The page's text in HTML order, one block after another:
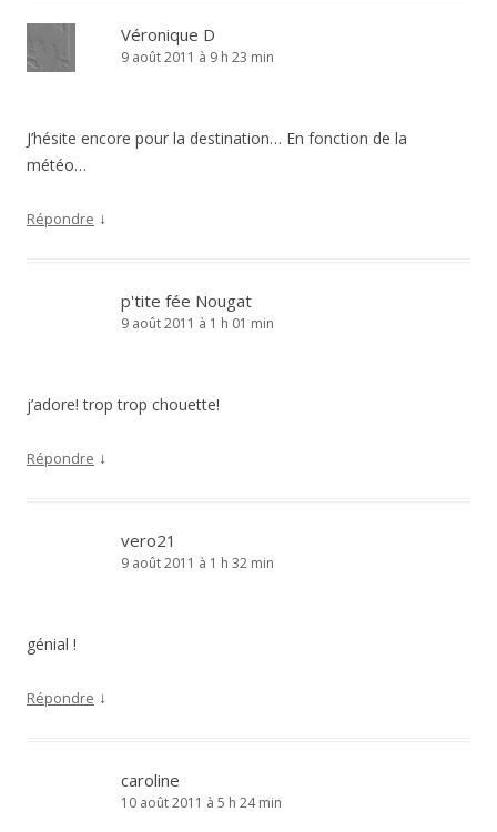
Véronique D
9 août 2011 à 9 h 23 min
J’hésite encore pour la destination… En fonction de la
météo…
Répondre ↓
p'tite fée Nougat
9 août 2011 à 1 h 01 min
j’adore! trop trop chouette!
Répondre ↓
vero21
9 août 2011 à 1 h 32 min
génial !
Répondre ↓
caroline
10 août 2011 à 5 h 24 min